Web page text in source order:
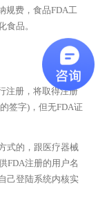
费，食品FDA工
食品。
册，将取得注册
签字)，但无FDA证
式的，跟医疗器械
FDA注册的用户名
己登陆系统内核实